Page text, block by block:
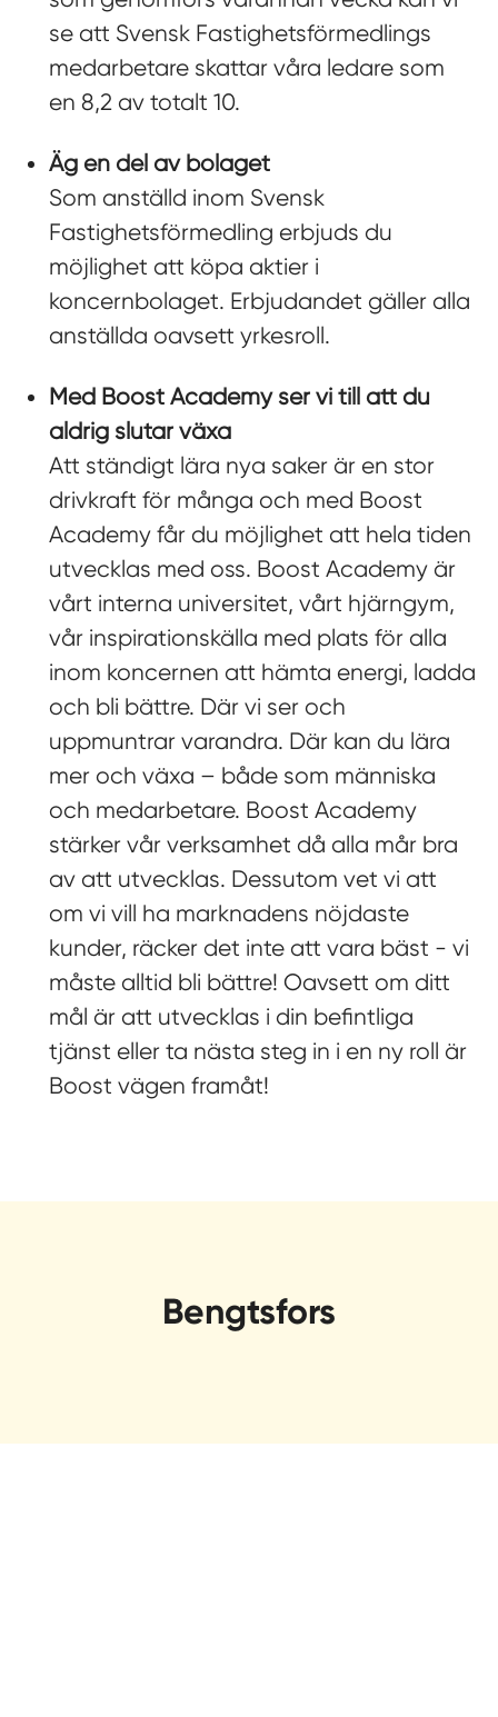
se att Svensk Fastighetsförmedlings
medarbetare skattar våra ledare som
en 8,2 av totalt 10.
Äg en del av bolaget
Som anställd inom Svensk
Fastighetsförmedling erbjuds du
möjlighet att köpa aktier i
koncernbolaget. Erbjudandet gäller alla
anställda oavsett yrkesroll.
Med Boost Academy ser vi till att du
aldrig slutar växa
Att ständigt lära nya saker är en stor
drivkraft för många och med Boost
Academy får du möjlighet att hela tiden
utvecklas med oss. Boost Academy är
vårt interna universitet, vårt hjärngym,
vår inspirationskälla med plats för alla
inom koncernen att hämta energi, ladda
och bli bättre. Där vi ser och
uppmuntrar varandra. Där kan du lära
mer och växa – både som människa
och medarbetare. Boost Academy
stärker vår verksamhet då alla mår bra
av att utvecklas. Dessutom vet vi att
om vi vill ha marknadens nöjdaste
kunder, räcker det inte att vara bäst - vi
måste alltid bli bättre! Oavsett om ditt
mål är att utvecklas i din befintliga
tjänst eller ta nästa steg in i en ny roll är
Boost vägen framåt!
Bengtsfors